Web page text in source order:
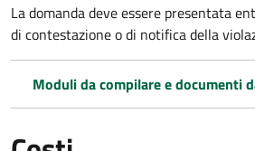
La domanda deve essere presentata
di contestazione o di notifica della
Moduli da compilare e documenti